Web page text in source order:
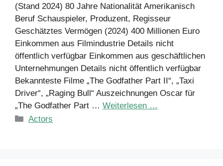
(Stand 2024) 80 Jahre Nationalität Amerikanisch
Beruf Schauspieler, Produzent, Regisseur
Geschätztes Vermögen (2024) 400 Millionen Euro
Einkommen aus Filmindustrie Details nicht
öffentlich verfügbar Einkommen aus geschäftlichen
Unternehmungen Details nicht öffentlich verfügbar
Bekannteste Filme „The Godfather Part II“, „Taxi
Driver“, „Raging Bull“ Auszeichnungen Oscar für
„The Godfather Part … Weiterlesen …
Kategorien
Actors